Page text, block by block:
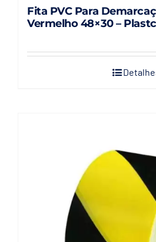
Fita PVC Para
Vermelho 48×30 –